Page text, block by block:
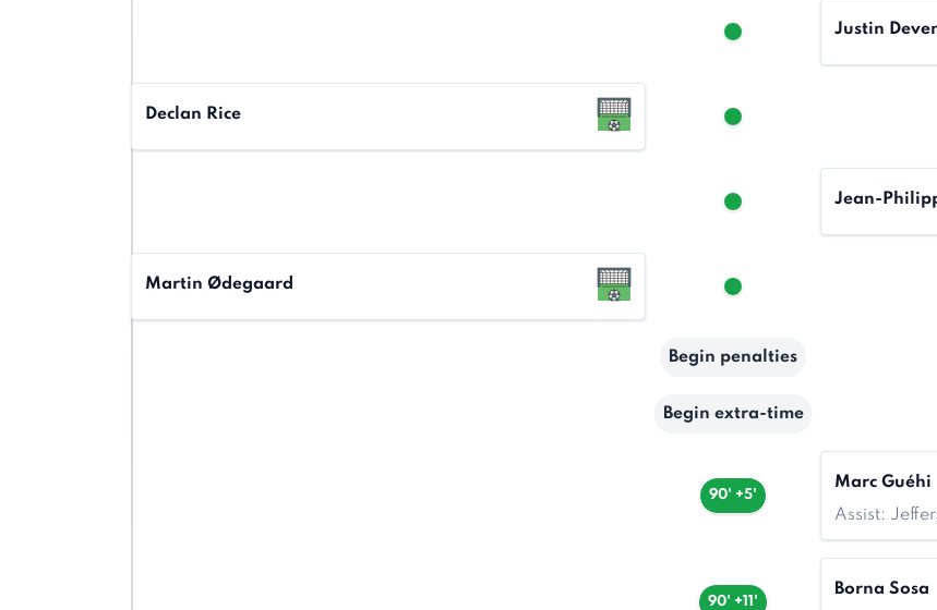
Justin
Declan Rice
Jean-
Martin Ødegaard
Begin penalties
Begin extra-time
90' +5'
Marc Guéhi
Assist:
90' +11'
Borna Sosa